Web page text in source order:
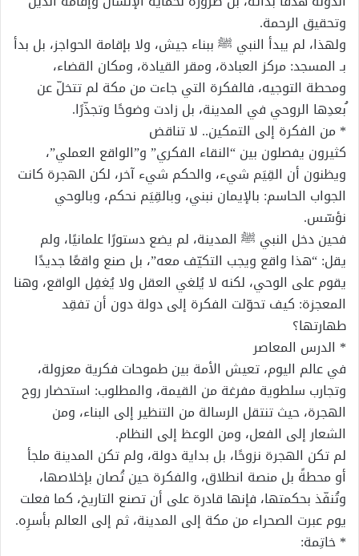
وتحقيق الرحمة.
ولهذا، لم يبدأ النبي ﷺ ببناء جيش، ولا بإقامة الحواجز، بل بدأ
بـ المسجد: مركز العبادة، ومقر القيادة، ومكان القضاء،
ومحطة التوجيه، فالفكرة التي جاءت من مكة لم تتخلّ عن
ُبعدِها الروحي في المدينة، بل زادت وضوحًا وتجذّرًا.
* من الفكرة إلى التمكين.. لا تناقض
كثيرون يفصلون بين “النقاء الفكري” و”الواقع العملي”،
ويظنون أن القِيَم شيء، والحكم شيء آخر، لكن الهجرة كانت
الجواب الحاسم: بالإيمان نبني، وبالقِيَم نحكم، وبالوحي
نؤسّس.
فحين دخل النبي ﷺ المدينة، لم يضع دستورًا علمانيًا، ولم
يقل: “هذا واقع ويجب التكيّف معه”، بل صنع واقعًا جديدًا
يقوم على الوحي، لكنه لا يُلغي العقل ولا يُغفِل الواقع، وهنا
المعجزة: كيف تحوّلت الفكرة إلى دولة دون أن تفقِد
طهارتها؟
* الدرس المعاصر
في عالم اليوم، تعيش الأمة بين طموحات فكرية معزولة،
وتجارب سلطوية مفرغة من القيمة، والمطلوب: استحضار روح
الهجرة، حيث تنتقل الرسالة من التنظير إلى البناء، ومن
الشعار إلى الفعل، ومن الوعظ إلى النظام.
لم تكن الهجرة نزوحًا، بل بداية دولة، ولم تكن المدينة ملجأ
أو محطةً بل منصة انطلاق، والفكرة حين تُصان بإخلاصها،
وتُنفّذ بحكمتها، فإنها قادرة على أن تصنع التاريخ، كما فعلت
يوم عبرت الصحراء من مكة إلى المدينة، ثم إلى العالم بأسرِه.
* خاتِمة: